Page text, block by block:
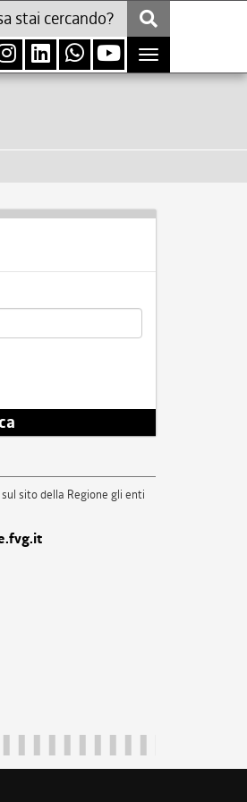
Toggle
navigation
sito della Regione gli enti